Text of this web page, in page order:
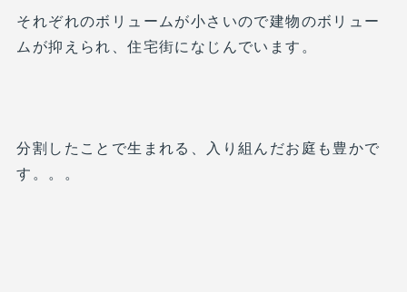
それぞれのボリュームが小さいので建物のボリュー
ムが抑えられ、住宅街になじんでいます。
分割したことで生まれる、入り組んだお庭も豊かで
す。。。